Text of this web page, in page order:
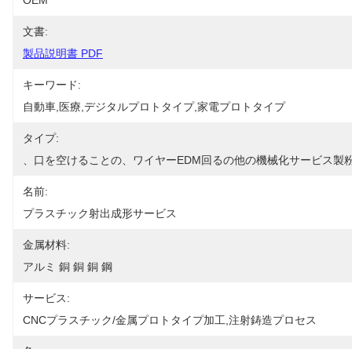
文書:
製品説明書 PDF
キーワード:
自動車,医療,デジタルプロトタイプ,家電プロトタイプ
タイプ:
、口を空けることの、ワイヤーEDM回るの他の機械化サービス
名前:
プラスチック射出成形サービス
金属材料:
アルミ 銅 銅 銅 鋼
サービス:
CNCプラスチック/金属プロトタイプ加工,注射鋳造プロセス